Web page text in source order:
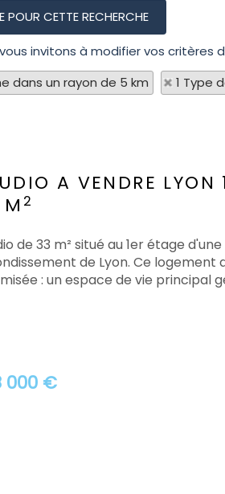
vous invitons à modifier vos critères
dans un rayon de 5 km
1 Type
A VENDRE LYON
2
000 €
de 33 m² situé au 1er étage
de Lyon. Ce
: un espace de vie principal